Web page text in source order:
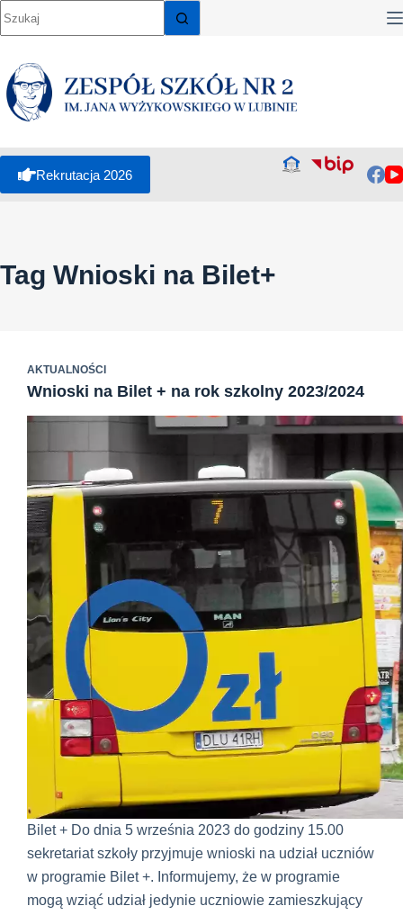
Przejdź
do
Rekrutacja 2026
Tag Wnioski na Bilet+
AKTUALNOŚCI
Wnioski na Bilet + na rok szkolny 2023/2024
Bilet + Do dnia 5 września 2023 do godziny 15.00
sekretariat szkoły przyjmuje wnioski na udział uczniów
w programie Bilet +. Informujemy, że w programie
mogą wziąć udział jedynie uczniowie zamieszkujący